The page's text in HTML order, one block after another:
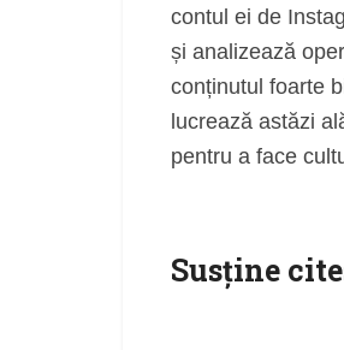
contul ei de
și analizează
conținutul foarte
lucrează astăzi
pentru a face
Susţine